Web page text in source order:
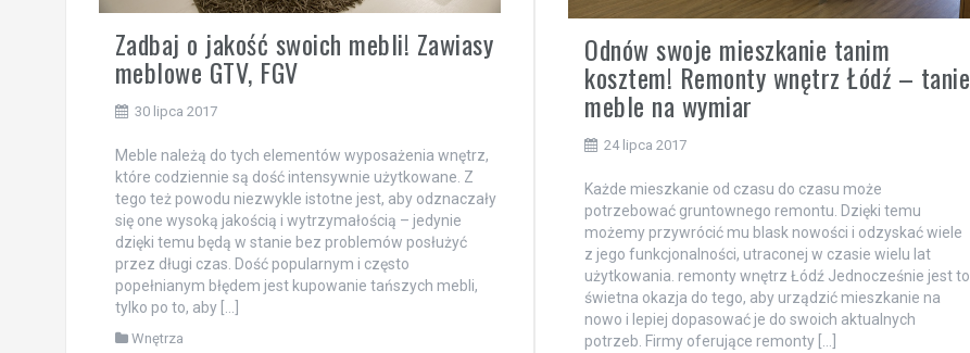
Zadbaj o jakość swoich mebli! Zawiasy
meblowe GTV, FGV
30 lipca 2017
Meble należą do tych elementów wyposażenia wnętrz,
które codziennie są dość intensywnie użytkowane. Z
tego też powodu niezwykle istotne jest, aby odznaczały
się one wysoką jakością i wytrzymałością – jedynie
dzięki temu będą w stanie bez problemów posłużyć
przez długi czas. Dość popularnym i często
popełnianym błędem jest kupowanie tańszych mebli,
tylko po to, aby […]
Wnętrza
Odnów swoje mieszkanie tanim
kosztem! Remonty wnętrz Łódź – tanie
meble na wymiar
24 lipca 2017
Każde mieszkanie od czasu do czasu może
potrzebować gruntownego remontu. Dzięki temu
możemy przywrócić mu blask nowości i odzyskać wiele
z jego funkcjonalności, utraconej w czasie wielu lat
użytkowania. remonty wnętrz Łódź Jednocześnie jest to
świetna okazja do tego, aby urządzić mieszkanie na
nowo i lepiej dopasować je do swoich aktualnych
potrzeb. Firmy oferujące remonty […]